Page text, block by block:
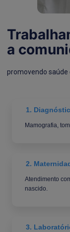
a
promovendo saúde
1.
Mamografia,
2.
Atendimento
nascido.
3.